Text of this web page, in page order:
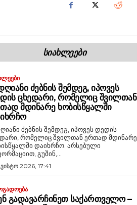
ᲡᲘᲐᲮᲚᲔᲔᲑᲘ
ᲫᲔᲑᲜᲘᲡ ᲨᲔᲛᲓᲔᲒ, ᲘᲞᲝᲕᲔᲡ
ᲪᲮᲔᲓᲐᲠᲘ, ᲠᲝᲛᲔᲚᲘᲪ ᲨᲕᲘᲚᲗᲐᲜ
ᲛᲓᲘᲜᲐᲠᲔ ᲮᲝᲑᲘᲡᲬᲧᲐᲚᲨᲘ
ძებნის შემდეგ, იპოვეს დედის
რომელიც შვილთან ერთად მდინარე
დაიხრჩო. არსებული
გუშინ,...
2026, 17:41
ᲒᲐᲓᲐᲕᲐᲠᲩᲘᲜᲔᲗ ᲡᲐᲥᲐᲠᲗᲕᲔᲚᲝ –